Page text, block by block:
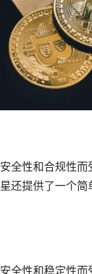
全性和合规性
还提供了一个
全性和稳定性